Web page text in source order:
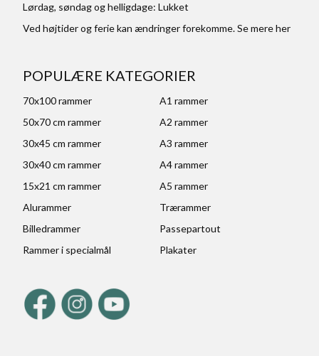
Lørdag, søndag og helligdage: Lukket
Ved højtider og ferie kan ændringer forekomme. Se mereher
POPULÆRE KATEGORIER
70x100 rammer
A1 rammer
50x70 cm rammer
A2 rammer
30x45 cm rammer
A3 rammer
30x40 cm rammer
A4 rammer
15x21 cm rammer
A5 rammer
Alurammer
Trærammer
Billedrammer
Passepartout
Rammer i specialmål
Plakater